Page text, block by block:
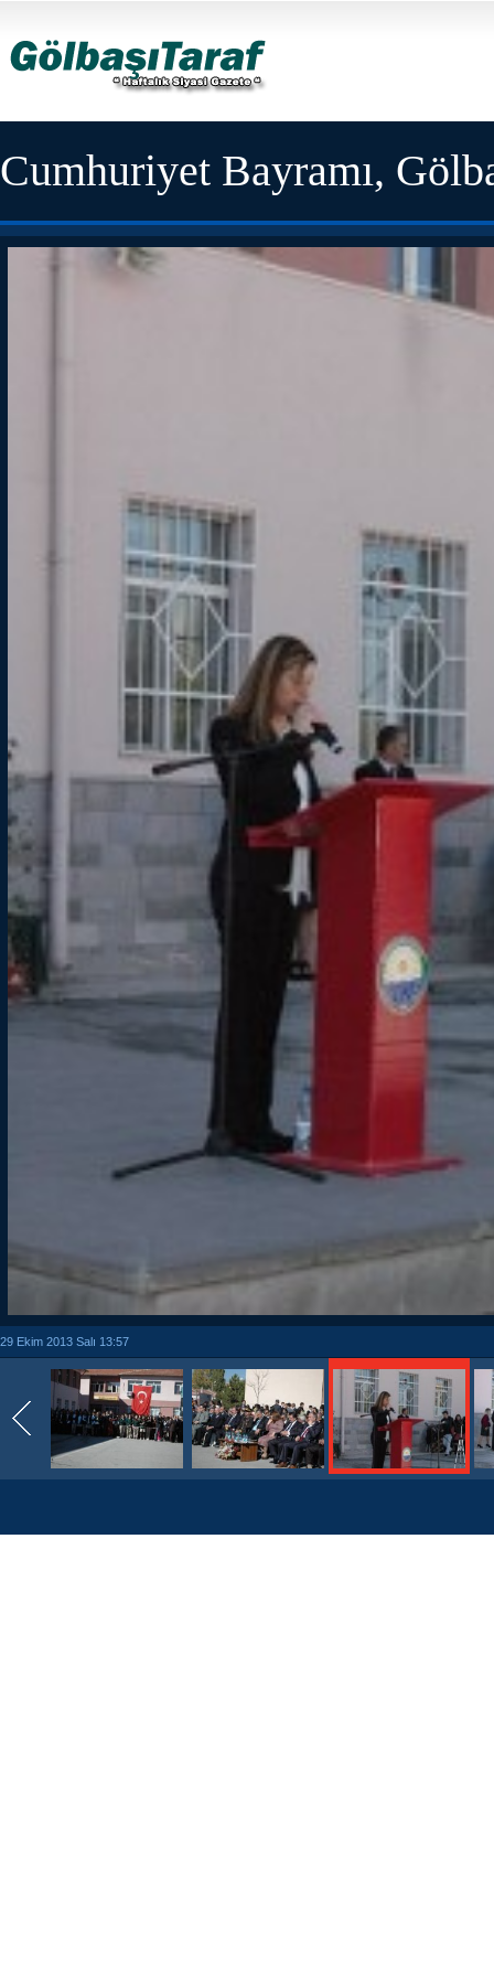
Cumhuriyet Bayramı,
29 Ekim 2013 Salı 13:57